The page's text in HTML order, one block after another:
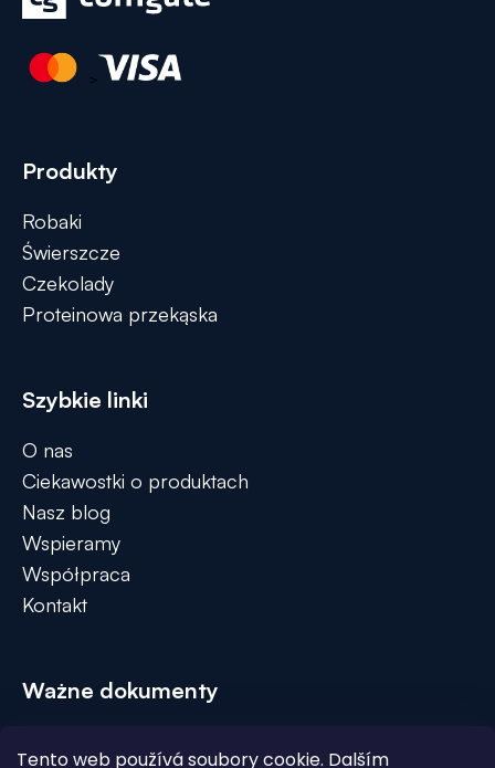
Tento web používá soubory cookie. Dalším
>
Produkty
Robaki
Świerszcze
Czekolady
Proteinowa przekąska
Szybkie linki
O nas
Ciekawostki o produktach
Nasz blog
Wspieramy
Współpraca
Kontakt
Ważne dokumenty